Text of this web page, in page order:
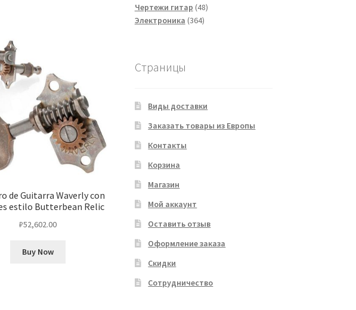
de Guitarra Waverly con
estilo Butterbean Relic
₽52,602.00
Buy Now
товаров
Чертежи гитар 4848
Электроника 364364
Страницы
Виды доставки
Заказать товары из Европы
Контакты
Корзина
Магазин
Мой аккаунт
Оставить отзыв
Оформление заказа
Скидки
Сотрудничество